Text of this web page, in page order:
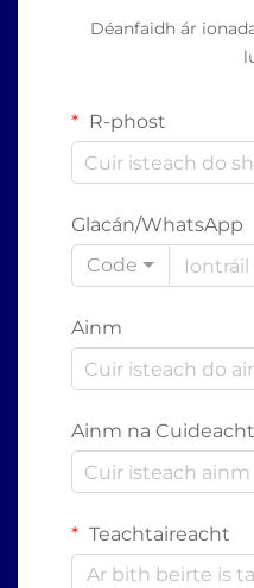
Déanfaidh ár
R-phost
Glacán/WhatsApp
Code
Ainm
Ainm na
Teachtaireacht